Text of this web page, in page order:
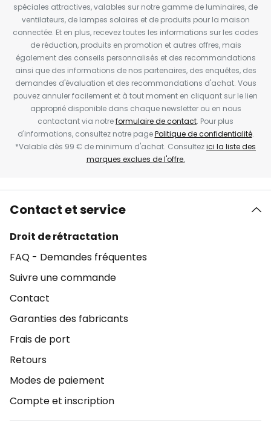
spéciales attractives, valables sur notre gamme de luminaires, de
ventilateurs, de lampes solaires et de produits pour la maison
connectée. Et en plus, recevez toutes les informations sur les codes
de réduction, produits en promotion et autres offres, mais
également des conseils personnalisés et des recommandations
ainsi que des informations de nos partenaires, des enquêtes, des
demandes d'évaluation et des recommandations d'achat. Vous
pouvez annuler facilement et à tout moment en cliquant sur le lien
approprié disponible dans chaque newsletter ou en nous
contactant via notreformulaire de contact. Pour plus
d'informations, consultez notre pagePolitique de confidentialité.
*Valable dès 99 € de minimum d'achat. Consultezici la liste des
marques exclues de l'offre.
Contact et service
Droit de rétractation
FAQ - Demandes fréquentes
Suivre une commande
Contact
Garanties des fabricants
Frais de port
Retours
Modes de paiement
Compte et inscription